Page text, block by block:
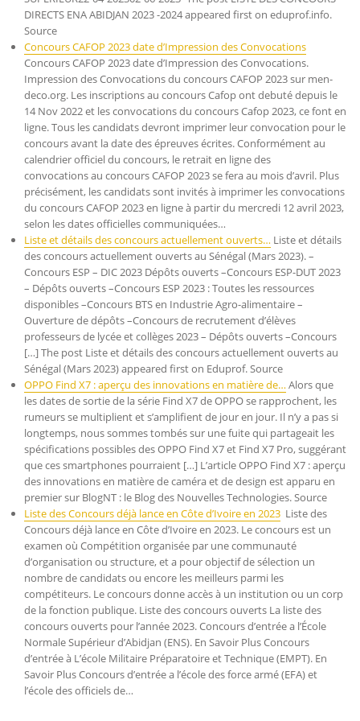
DIRECTS ENA ABIDJAN 2023 -2024 appeared first on eduprof.info.
Source
Concours CAFOP 2023 date d’Impression des Convocations
Concours CAFOP 2023 date d’Impression des Convocations.
Impression des Convocations du concours CAFOP 2023 sur men-
deco.org. Les inscriptions au concours Cafop ont debuté depuis le
14 Nov 2022 et les convocations du concours Cafop 2023, ce font en
ligne. Tous les candidats devront imprimer leur convocation pour le
concours avant la date des épreuves écrites. Conformément au
calendrier officiel du concours, le retrait en ligne des
convocations au concours CAFOP 2023 se fera au mois d’avril. Plus
précisément, les candidats sont invités à imprimer les convocations
du concours CAFOP 2023 en ligne à partir du mercredi 12 avril 2023,
selon les dates officielles communiquées…
Liste et détails des concours actuellement ouverts… Liste et détails
des concours actuellement ouverts au Sénégal (Mars 2023). –
Concours ESP – DIC 2023 Dépôts ouverts –Concours ESP-DUT 2023
– Dépôts ouverts –Concours ESP 2023 : Toutes les ressources
disponibles –Concours BTS en Industrie Agro-alimentaire –
Ouverture de dépôts –Concours de recrutement d’élèves
professeurs de lycée et collèges 2023 – Dépôts ouverts –Concours
[…] The post Liste et détails des concours actuellement ouverts au
Sénégal (Mars 2023) appeared first on Eduprof. Source
OPPO Find X7 : aperçu des innovations en matière de…Alors que
les dates de sortie de la série Find X7 de OPPO se rapprochent, les
rumeurs se multiplient et s’amplifient de jour en jour. Il n’y a pas si
longtemps, nous sommes tombés sur une fuite qui partageait les
spécifications possibles des OPPO Find X7 et Find X7 Pro, suggérant
que ces smartphones pourraient […] L’article OPPO Find X7 : aperçu
des innovations en matière de caméra et de design est apparu en
premier sur BlogNT : le Blog des Nouvelles Technologies. Source
Liste des Concours déjà lance en Côte d’Ivoire en 2023 Liste des
Concours déjà lance en Côte d’Ivoire en 2023. Le concours est un
examen où Compétition organisée par une communauté
d’organisation ou structure, et a pour objectif de sélection un
nombre de candidats ou encore les meilleurs parmi les
compétiteurs. Le concours donne accès à un institution ou un corp
de la fonction publique. Liste des concours ouverts La liste des
concours ouverts pour l’année 2023. Concours d’entrée a l’École
Normale Supérieur d’Abidjan (ENS). En Savoir Plus Concours
d’entrée à L’école Militaire Préparatoire et Technique (EMPT). En
Savoir Plus Concours d’entrée a l’école des force armé (EFA) et
l’école des officiels de…